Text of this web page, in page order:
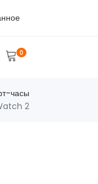
0
часы
2